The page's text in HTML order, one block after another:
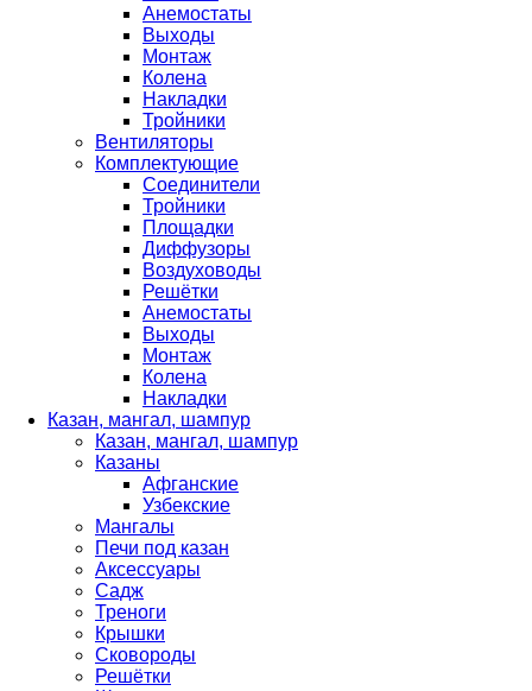
Анемостаты
Выходы
Монтаж
Колена
Накладки
Тройники
Вентиляторы
Комплектующие
Соединители
Тройники
Площадки
Диффузоры
Воздуховоды
Решётки
Анемостаты
Выходы
Монтаж
Колена
Накладки
Казан, мангал, шампур
Казан, мангал, шампур
Казаны
Афганские
Узбекские
Мангалы
Печи под казан
Аксессуары
Садж
Треноги
Крышки
Сковороды
Решётки